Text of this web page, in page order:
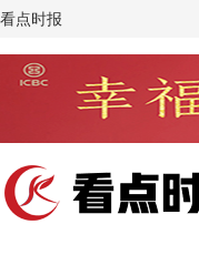
看点时报